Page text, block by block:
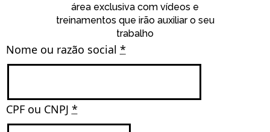
área exclusiva com vídeos e
treinamentos que irão auxiliar o seu
trabalho
Nome ou razão social *
CPF ou CNPJ *